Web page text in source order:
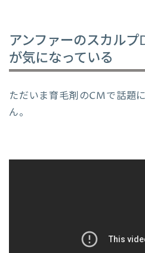
アンファーのスカル
が気になっている
ただいま育毛剤のCMで話題
ん。